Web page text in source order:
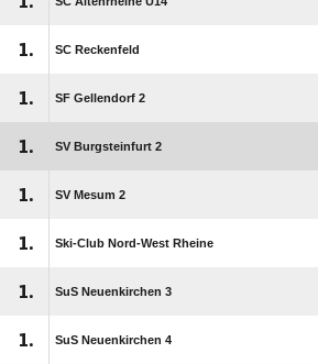
1. SC Reckenfeld
1. SF Gellendorf 2
1. SV Burgsteinfurt 2
1. SV Mesum 2
1. Ski-Club Nord-West Rheine
1. SuS Neuenkirchen 3
1. SuS Neuenkirchen 4